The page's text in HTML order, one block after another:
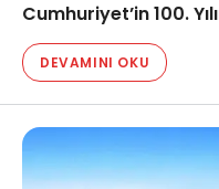
Cumhuriyet’in 100.
DEVAMINI OKU